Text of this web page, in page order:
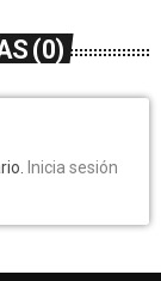
(0)
Inicia sesión